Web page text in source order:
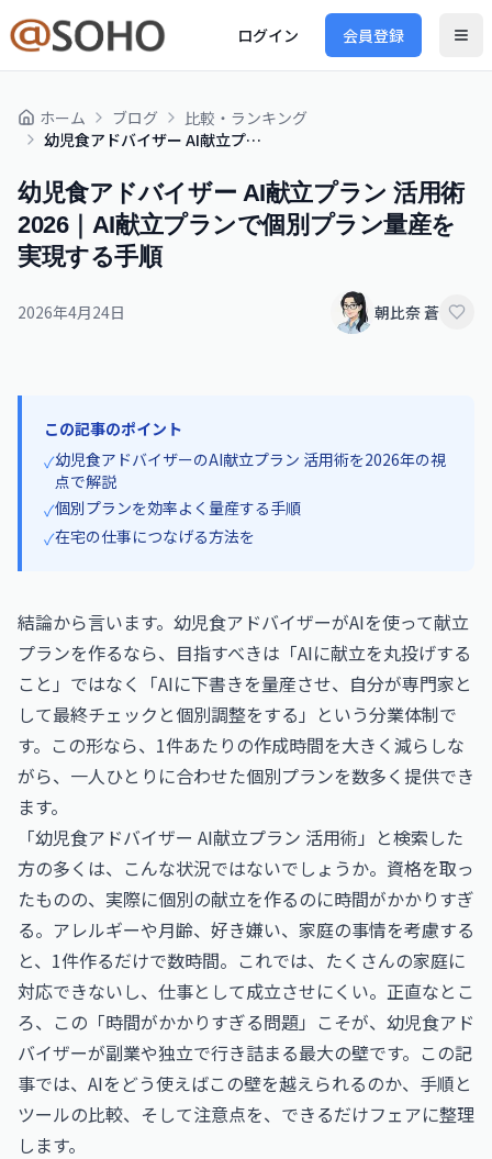
ログイン 会員登録
ホーム ブログ
比較・ランキング
幼児食アドバイザー AI献立プラン 活用術 2026｜AI献立プランで個別プラン量産を実現する手順
幼児食アドバイザー AI献立プラン 活用術
2026｜AI献立プランで個別プラン量産を
実現する手順
2026年4月24日 朝比奈 蒼
この記事のポイント
✓幼児食アドバイザーのAI献立プラン 活用術を2026年の視
点で解説
✓個別プランを効率よく量産する手順
✓在宅の仕事につなげる方法を
結論から言います。幼児食アドバイザーがAIを使って献立
プランを作るなら、目指すべきは「AIに献立を丸投げする
こと」ではなく「AIに下書きを量産させ、自分が専門家と
して最終チェックと個別調整をする」という分業体制で
す。この形なら、1件あたりの作成時間を大きく減らしな
がら、一人ひとりに合わせた個別プランを数多く提供でき
ます。
「幼児食アドバイザー AI献立プラン 活用術」と検索した
方の多くは、こんな状況ではないでしょうか。資格を取っ
たものの、実際に個別の献立を作るのに時間がかかりすぎ
る。アレルギーや月齢、好き嫌い、家庭の事情を考慮する
と、1件作るだけで数時間。これでは、たくさんの家庭に
対応できないし、仕事として成立させにくい。正直なとこ
ろ、この「時間がかかりすぎる問題」こそが、幼児食アド
バイザーが副業や独立で行き詰まる最大の壁です。この記
事では、AIをどう使えばこの壁を越えられるのか、手順と
ツールの比較、そして注意点を、できるだけフェアに整理
します。